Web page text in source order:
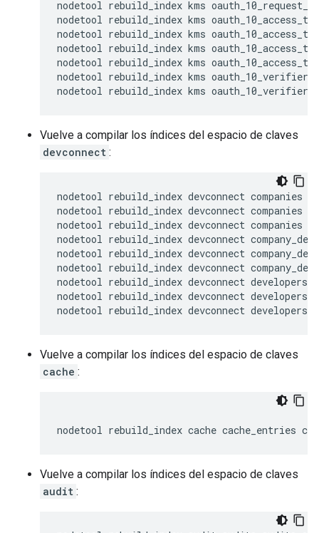
nodetool rebuild_index kms
nodetool rebuild_index kms
nodetool rebuild_index kms
nodetool rebuild_index kms
nodetool rebuild_index kms
nodetool rebuild_index kms oauth_10_verifiers
nodetool rebuild_index kms
Vuelve a compilar los índices del espacio de claves
devconnect :
nodetool rebuild_index devconnect companies
nodetool rebuild_index devconnect companies
nodetool rebuild_index devconnect companies
nodetool rebuild_index devconnect
nodetool rebuild_index devconnect
nodetool rebuild_index devconnect
nodetool rebuild_index devconnect developers
nodetool rebuild_index devconnect developers
nodetool rebuild_index devconnect developers
Vuelve a compilar los índices del espacio de claves
cache :
nodetool rebuild_index cache cache_entries
Vuelve a compilar los índices del espacio de claves
audit :